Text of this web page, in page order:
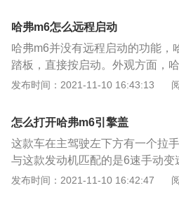
可以去当地的哈弗4s店看车试驾
是很高的，并且哈弗的suv外观
家对哈弗suv感兴趣，可以去试驾
搭载了多点电喷技术，并且使用
手动变速箱或7速双离合变速箱
这种变速箱非常适合与小排量涡
不少车企的欢迎，因为这种自动
使用了麦弗逊式独立悬架，后悬
错的。哈弗m6的指导价格为6.60
少消费者是很喜欢这种紧凑型
哈弗m6怎么远程启动
哈弗m6并没有远程启动的功能，
踏板，直接按启动。外观方面，
用全新设计语言，外观年轻动感
冲击力的运动气质。内饰方面，
经典造型设计，多处采用软质材
间搭配3.5寸液晶显示屏，集成行
面，哈弗M6将会继续搭载与老款
力，峰值扭矩210牛米，传动系
发布时间：2021-11-10 16:43:13
怎么打开哈弗m6引擎盖
这款车在主驾驶左下方有一个拉
与这款发动机匹配的是6速手动
率高，换挡速度快，所以这种变
发布时间：2021-11-10 16:42:47